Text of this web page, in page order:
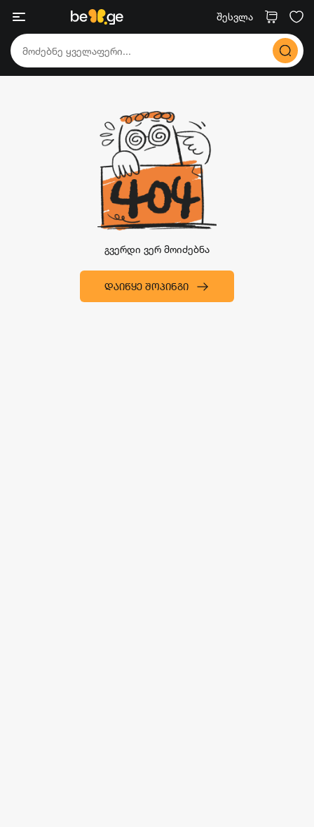
შესვლა
გვერდი ვერ მოიძებნა
ᲓᲐᲘᲬᲧᲔ ᲨᲝᲞᲘᲜᲒᲘ